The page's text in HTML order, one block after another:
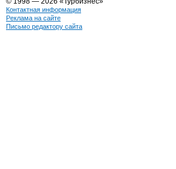
Контактная информация
Реклама на сайте
Письмо редактору сайта